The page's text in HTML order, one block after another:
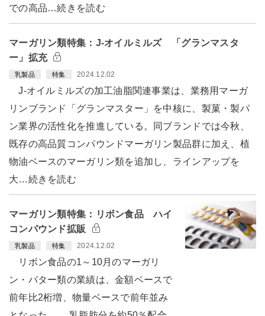
での高品…続きを読む
マーガリン類特集：J-オイルミルズ 「グランマスタ
ー」拡充
乳製品 特集 2024.12.02
J-オイルミルズの加工油脂関連事業は、業務用マーガ
リンブランド「グランマスター」を中核に、製菓・製パ
ン業界の活性化を推進している。同ブランドでは今秋、
既存の高品質コンパウンドマーガリン製品群に加え、植
物油ベースのマーガリン類を追加し、ラインアップを
大…続きを読む
マーガリン類特集：リボン食品 ハイ
コンパウンド拡販
乳製品 特集 2024.12.02
リボン食品の1～10月のマーガリ
ン・バター類の業績は、金額ベースで
前年比2桁増、物量ベースで前年並み